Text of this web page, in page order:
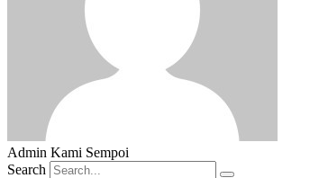
Admin Kami Sempoi
Search